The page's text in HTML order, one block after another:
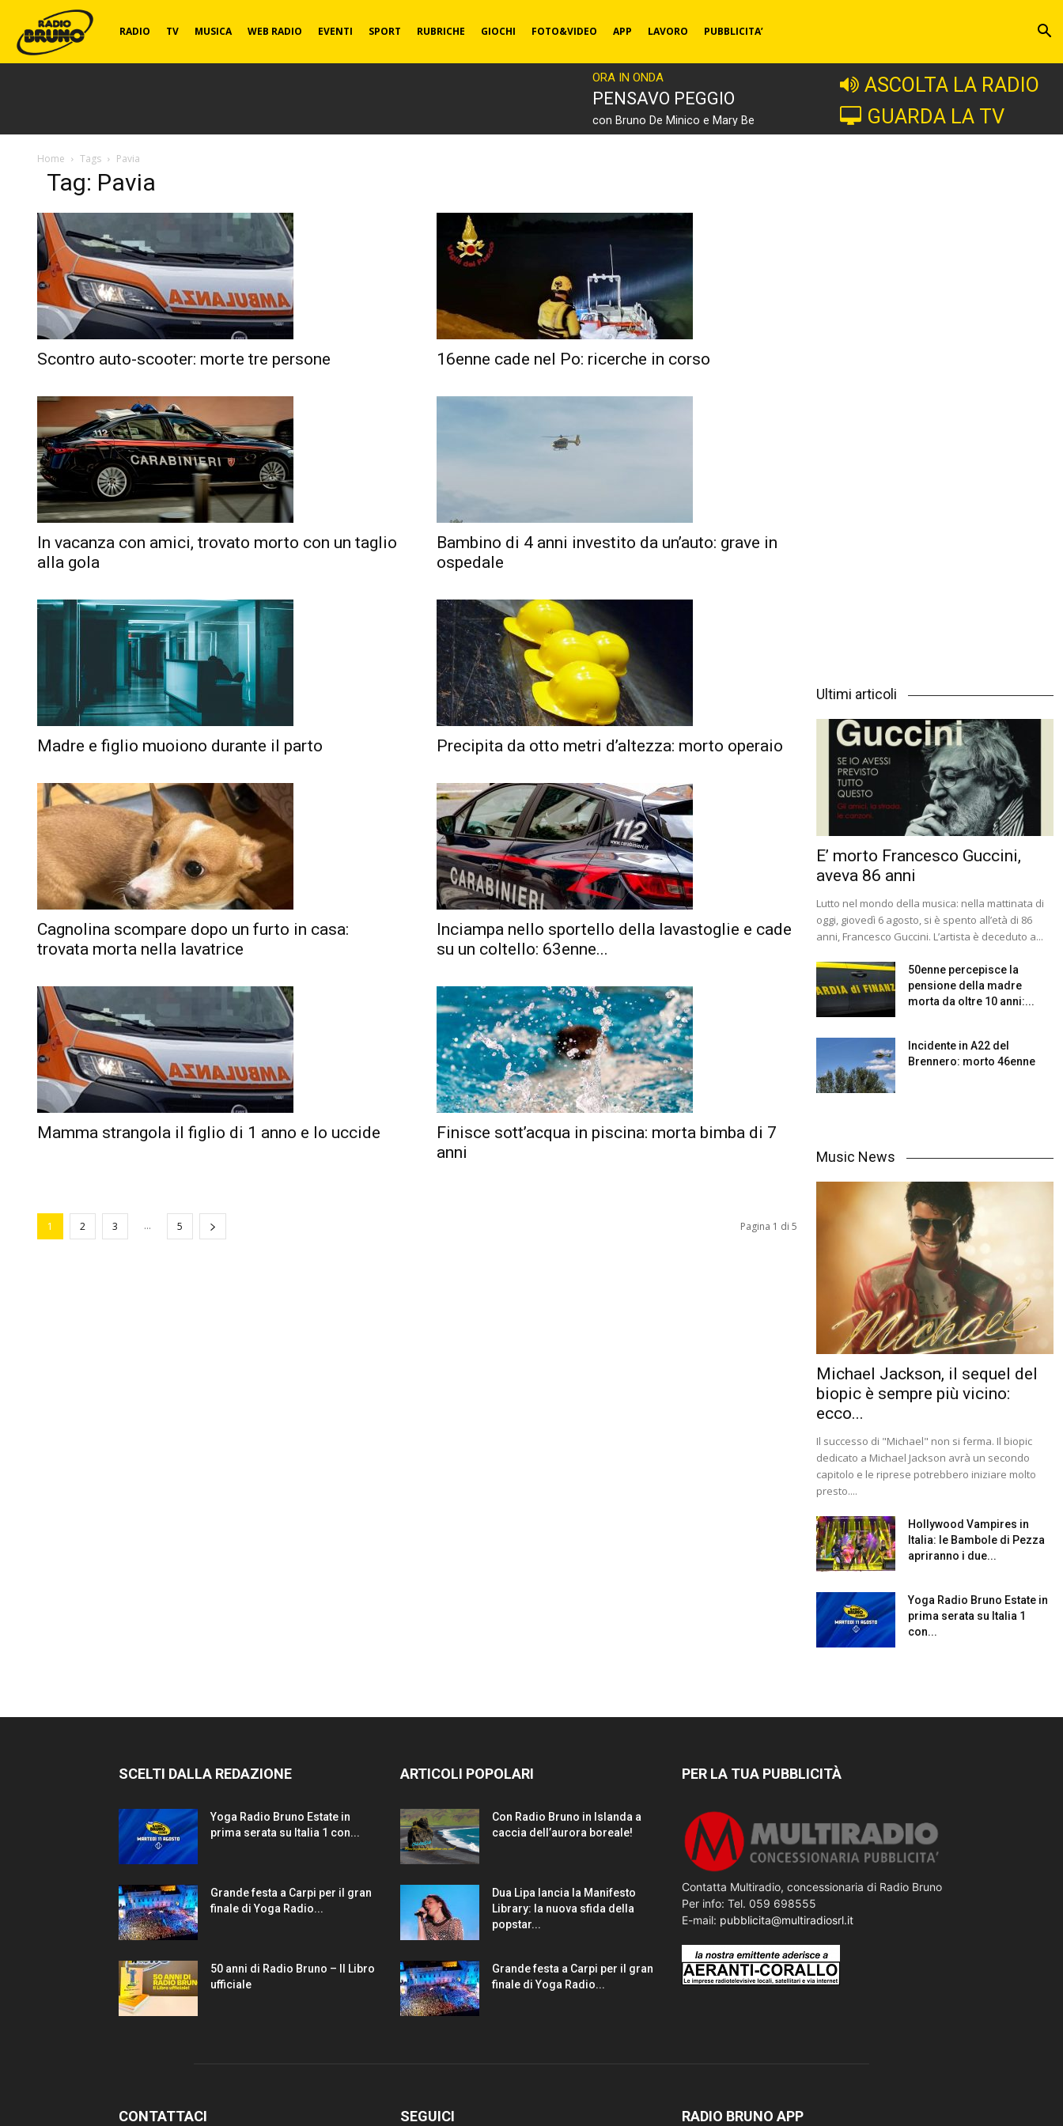
Radio
RADIO TV MUSICA WEB RADIO EVENTI SPORT RUBRICHE GIOCHI FOTO&VIDEO APP LAVORO PUBBLICITA’
ORA IN ONDA
PENSAVO PEGGIO
con Bruno De Minico e Mary Be
ASCOLTA LA RADIO
GUARDA LA TV
Home Tags Pavia
Tag: Pavia
Scontro auto-scooter: morte tre persone 16enne cade nel Po: ricerche in corso
In vacanza con amici, trovato morto con un taglio
alla gola
Bambino di 4 anni investito da un’auto: grave in
ospedale
Madre e figlio muoiono durante il parto Precipita da otto metri d’altezza: morto operaio
Cagnolina scompare dopo un furto in casa:
trovata morta nella lavatrice
Inciampa nello sportello della lavastoglie e cade
su un coltello: 63enne...
Mamma strangola il figlio di 1 anno e lo uccide
Finisce sott’acqua in piscina: morta bimba di 7
anni
1 2 3 ... 5 Pagina 1 di 5
Ultimi articoli
E’ morto Francesco Guccini,
aveva 86 anni
Lutto nel mondo della musica: nella mattinata di
oggi, giovedì 6 agosto, si è spento all’età di 86
anni, Francesco Guccini. L’artista è deceduto a...
50enne percepisce la
pensione della madre
morta da oltre 10 anni:...
Incidente in A22 del
Brennero: morto 46enne
Music News
Michael Jackson, il sequel del
biopic è sempre più vicino:
ecco...
Il successo di "Michael" non si ferma. Il biopic
dedicato a Michael Jackson avrà un secondo
capitolo e le riprese potrebbero iniziare molto
presto....
Hollywood Vampires in
Italia: le Bambole di Pezza
apriranno i due...
Yoga Radio Bruno Estate in
prima serata su Italia 1
con...
SCELTI DALLA REDAZIONE
Yoga Radio Bruno Estate in
prima serata su Italia 1 con...
Grande festa a Carpi per il gran
finale di Yoga Radio...
50 anni di Radio Bruno – Il Libro
ufficiale
ARTICOLI POPOLARI
Con Radio Bruno in Islanda a
caccia dell’aurora boreale!
Dua Lipa lancia la Manifesto
Library: la nuova sfida della
popstar...
Grande festa a Carpi per il gran
finale di Yoga Radio...
PER LA TUA PUBBLICITÀ
Contatta Multiradio, concessionaria di Radio Bruno
Per info: Tel. 059 698555
E-mail: pubblicita@multiradiosrl.it
CONTATTACI SEGUICI RADIO BRUNO APP